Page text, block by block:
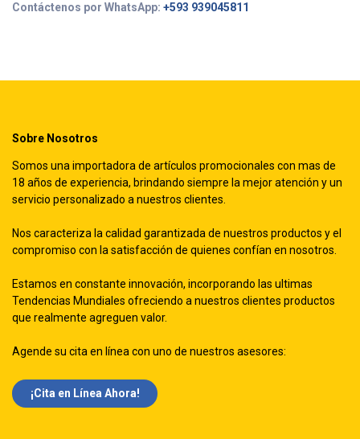
Contáctenos por WhatsApp: +593 939045811
Sobre Nosotros
Somos una importadora de artículos promocionales con mas de
18 años de experiencia, brindando siempre la mejor atención y un
servicio personalizado a nuestros clientes.
Nos caracteriza la calidad garantizada de nuestros productos y el
compromiso con la satisfacción de quienes confían en nosotros.
Estamos en constante innovación, incorporando las ultimas
Tendencias Mundiales ofreciendo a nuestros clientes productos
que realmente agreguen valor.
Agende su cita en línea con uno de nuestros asesores:
¡Cita en Línea Ah​​ora!